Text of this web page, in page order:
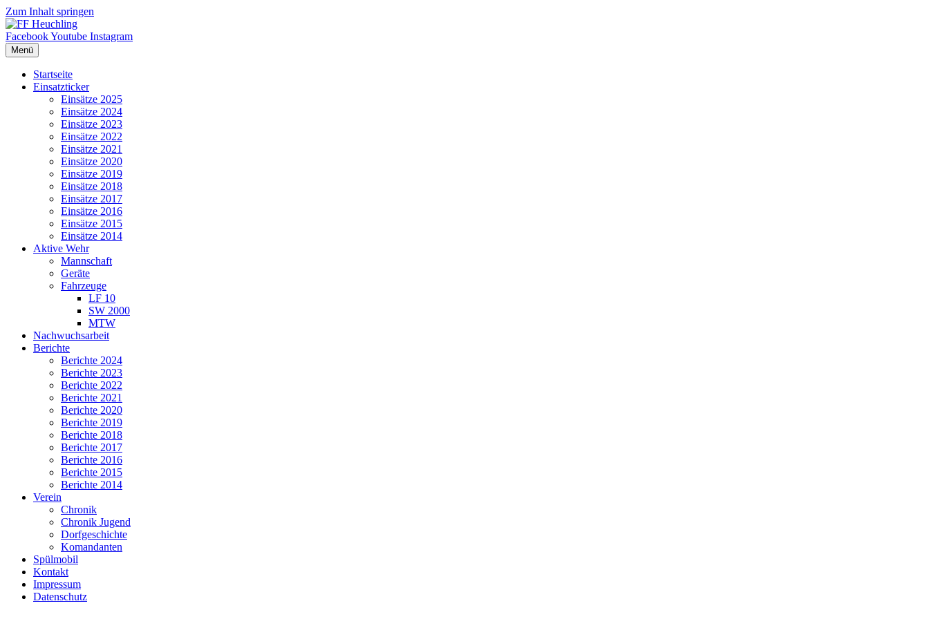
Zum Inhalt springen
FacebookYoutube Instagram
Menü
Startseite
Einsatzticker
Einsätze 2025
Einsätze 2024
Einsätze 2023
Einsätze 2022
Einsätze 2021
Einsätze 2020
Einsätze 2019
Einsätze 2018
Einsätze 2017
Einsätze 2016
Einsätze 2015
Einsätze 2014
Aktive Wehr
Mannschaft
Geräte
Fahrzeuge
LF 10
SW 2000
MTW
Nachwuchsarbeit
Berichte
Berichte 2024
Berichte 2023
Berichte 2022
Berichte 2021
Berichte 2020
Berichte 2019
Berichte 2018
Berichte 2017
Berichte 2016
Berichte 2015
Berichte 2014
Verein
Chronik
Chronik Jugend
Dorfgeschichte
Komandanten
Spülmobil
Kontakt
Impressum
Datenschutz